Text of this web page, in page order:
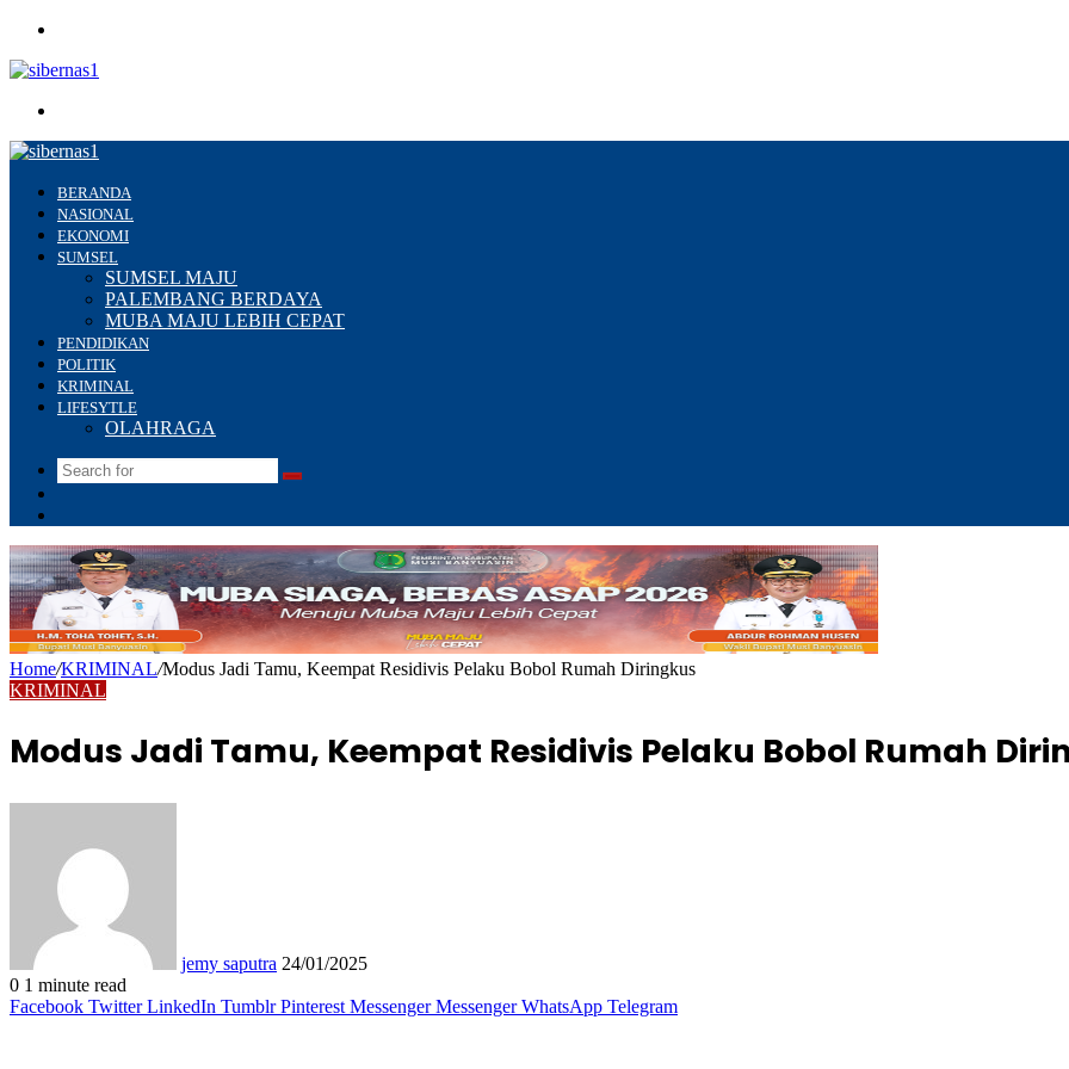
BERANDA
NASIONAL
EKONOMI
SUMSEL
SUMSEL MAJU
PALEMBANG BERDAYA
MUBA MAJU LEBIH CEPAT
PENDIDIKAN
POLITIK
KRIMINAL
LIFESYTLE
OLAHRAGA
Search
Home/KRIMINAL/Modus Jadi Tamu, Keempat Residivis Pelaku Bobol Rumah Diringkus
KRIMINAL
Modus Jadi Tamu, Keempat Residivis Pelaku Bobol Rumah
jemy saputra 24/01/2025
0 1 minute read
Facebook Twitter LinkedIn Tumblr Pinterest Messenger Messenger WhatsApp Telegram